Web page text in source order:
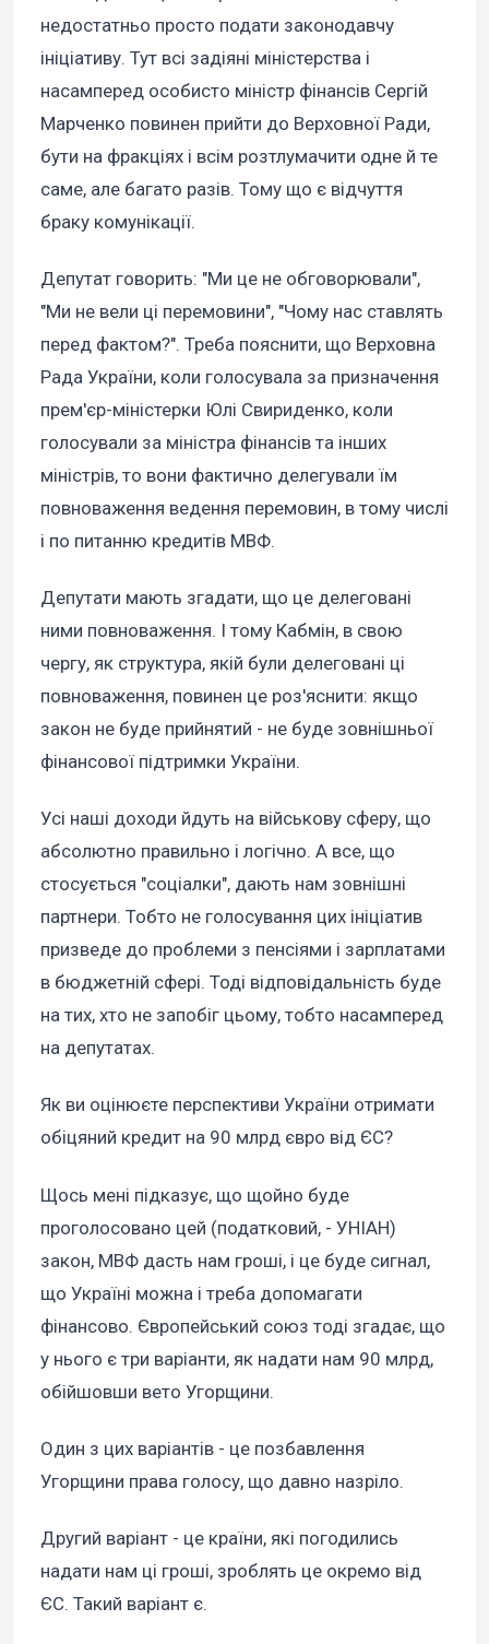
недостатньо просто подати законодавчу
ініціативу. Тут всі задіяні міністерства і
насамперед особисто міністр фінансів Сергій
Марченко повинен прийти до Верховної Ради,
бути на фракціях і всім розтлумачити одне й те
саме, але багато разів. Тому що є відчуття
браку комунікації.
Депутат говорить: "Ми це не обговорювали",
"Ми не вели ці перемовини", "Чому нас ставлять
перед фактом?". Треба пояснити, що Верховна
Рада України, коли голосувала за призначення
прем'єр-міністерки Юлі Свириденко, коли
голосували за міністра фінансів та інших
міністрів, то вони фактично делегували їм
повноваження ведення перемовин, в тому числі
і по питанню кредитів МВФ.
Депутати мають згадати, що це делеговані
ними повноваження. І тому Кабмін, в свою
чергу, як структура, якій були делеговані ці
повноваження, повинен це роз'яснити: якщо
закон не буде прийнятий - не буде зовнішньої
фінансової підтримки України.
Усі наші доходи йдуть на військову сферу, що
абсолютно правильно і логічно. А все, що
стосується "соціалки", дають нам зовнішні
партнери. Тобто не голосування цих ініціатив
призведе до проблеми з пенсіями і зарплатами
в бюджетній сфері. Тоді відповідальність буде
на тих, хто не запобіг цьому, тобто насамперед
на депутатах.
Як ви оцінюєте перспективи України отримати
обіцяний кредит на 90 млрд євро від ЄС?
Щось мені підказує, що щойно буде
проголосовано цей (податковий, - УНІАН)
закон, МВФ дасть нам гроші, і це буде сигнал,
що Україні можна і треба допомагати
фінансово. Європейський союз тоді згадає, що
у нього є три варіанти, як надати нам 90 млрд,
обійшовши вето Угорщини.
Один з цих варіантів - це позбавлення
Угорщини права голосу, що давно назріло.
Другий варіант - це країни, які погодились
надати нам ці гроші, зроблять це окремо від
ЄС. Такий варіант є.